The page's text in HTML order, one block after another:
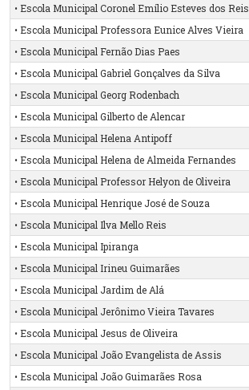
• Escola Municipal Coronel Emílio Esteves dos Reis
• Escola Municipal Professora Eunice Alves Vieira
• Escola Municipal Fernão Dias Paes
• Escola Municipal Gabriel Gonçalves da Silva
• Escola Municipal Georg Rodenbach
• Escola Municipal Gilberto de Alencar
• Escola Municipal Helena Antipoff
• Escola Municipal Helena de Almeida Fernandes
• Escola Municipal Professor Helyon de Oliveira
• Escola Municipal Henrique José de Souza
• Escola Municipal Ilva Mello Reis
• Escola Municipal Ipiranga
• Escola Municipal Irineu Guimarães
• Escola Municipal Jardim de Alá
• Escola Municipal Jerônimo Vieira Tavares
• Escola Municipal Jesus de Oliveira
• Escola Municipal João Evangelista de Assis
• Escola Municipal João Guimarães Rosa